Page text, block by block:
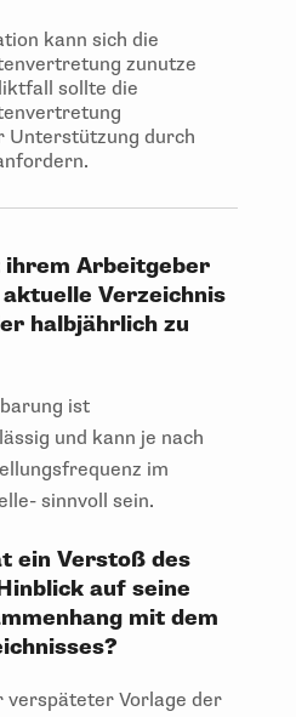
kann sich die
zunutze
sollte die
Unterstützung durch
ihrem Arbeitgeber
Verzeichnis
halbjährlich zu
ist
und kann je nach
im
sinnvoll sein.
ein Verstoß des
auf seine
mit dem
verspäteter Vorlage der